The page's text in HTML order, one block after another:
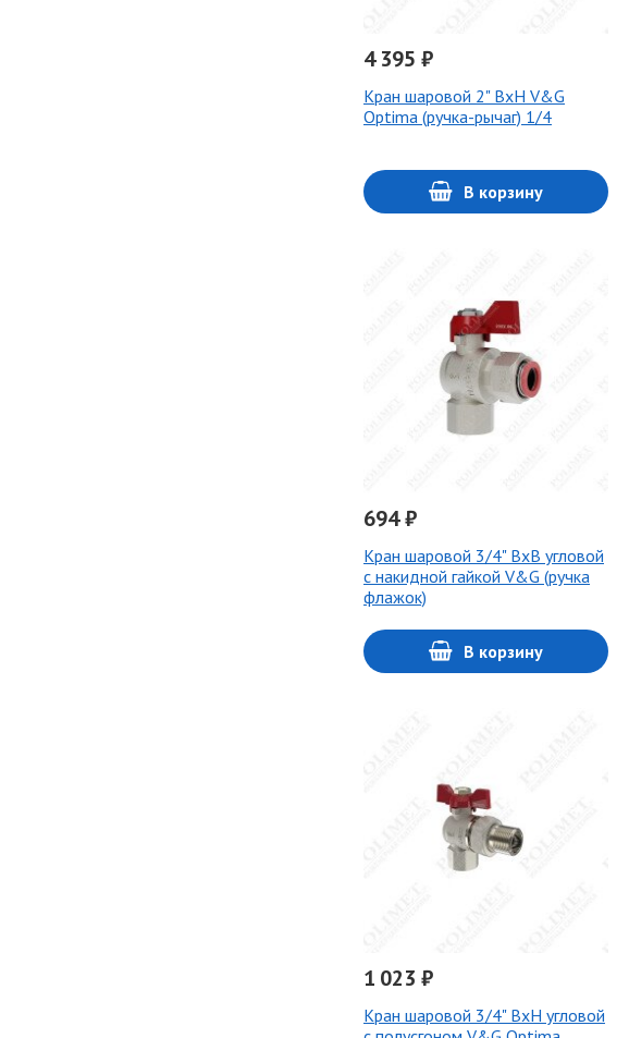
4 395 ₽
Кран шаровой 2" ВхН V&G
Optima (ручка-рычаг) 1/4
В корзину
694 ₽
Кран шаровой 3/4" ВхВ угловой
с накидной гайкой V&G (ручка
флажок)
В корзину
1 023 ₽
Кран шаровой 3/4" ВхН угловой